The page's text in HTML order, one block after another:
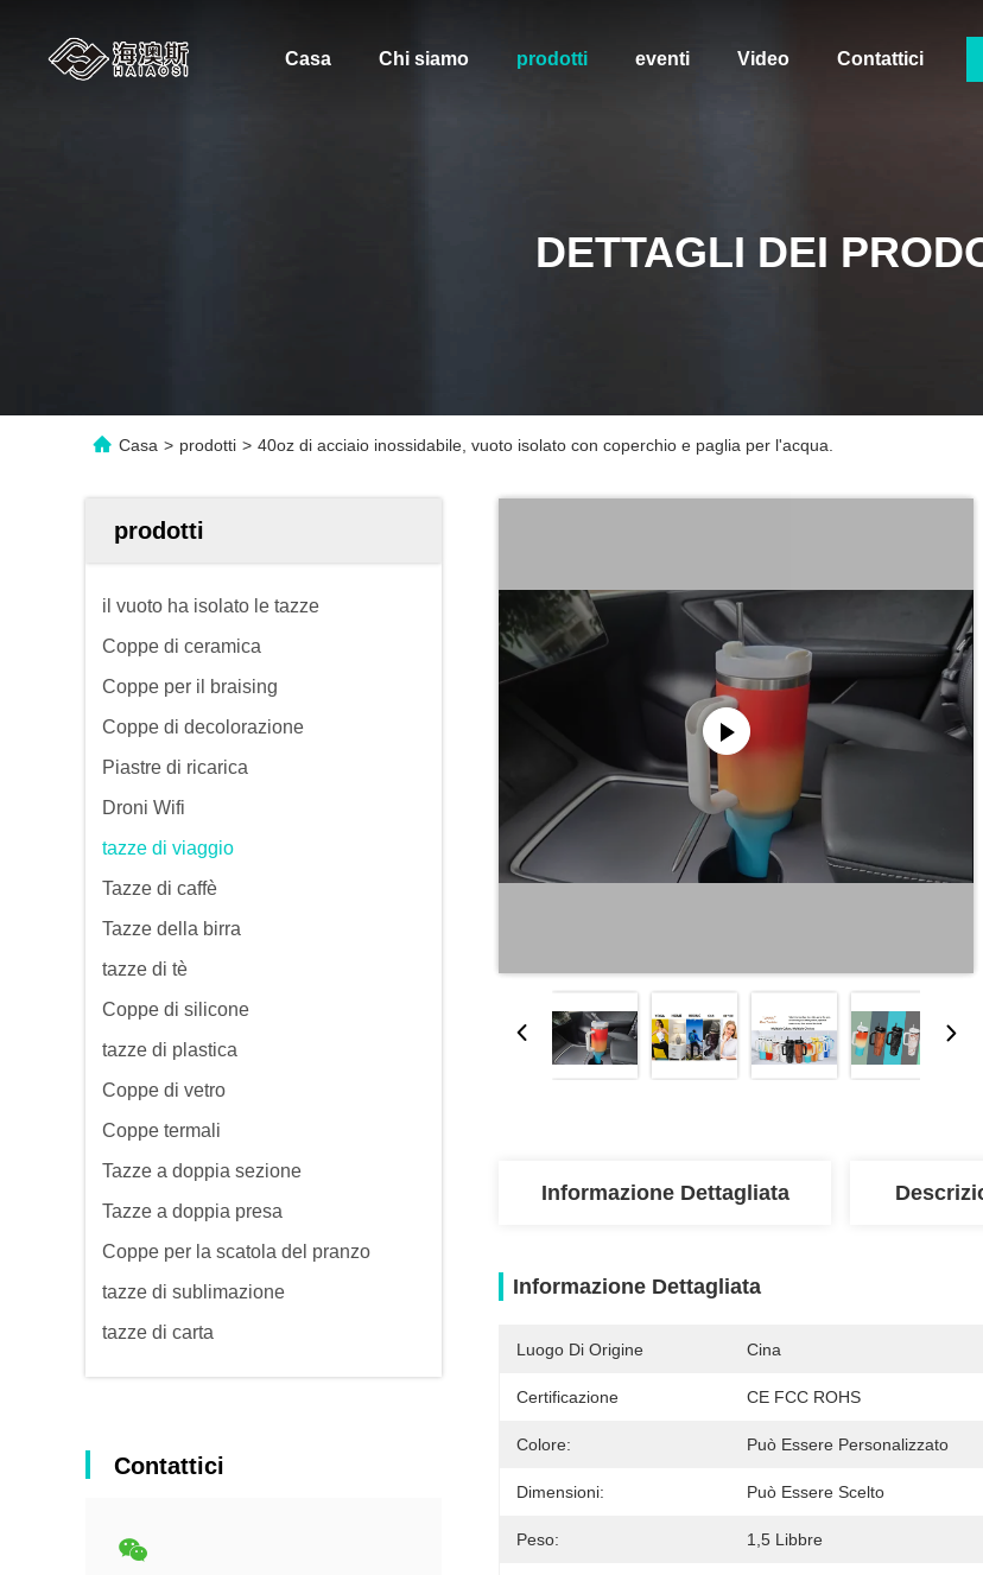
Casa Chi siamo prodotti eventi Video Contattici
DETTAGLI DEI
Casa > prodotti > 40oz di acciaio inossidabile, vuoto isolato con coperchio e paglia per l'acqua.
prodotti
il vuoto ha isolato le tazze
Coppe di ceramica
Coppe per il braising
Coppe di decolorazione
Piastre di ricarica
Droni Wifi
tazze di viaggio
Tazze di caffè
Tazze della birra
tazze di tè
Coppe di silicone
tazze di plastica
Coppe di vetro
Coppe termali
Tazze a doppia sezione
Tazze a doppia presa
Coppe per la scatola del pranzo
tazze di sublimazione
tazze di carta
Contattici
Informazione Dettagliata
Informazione Dettagliata
Luogo Di Origine Cina
Certificazione CE FCC ROHS
Colore: Può Essere Personalizzato
Dimensioni: Può Essere Scelto
Peso: 1,5 Libbre